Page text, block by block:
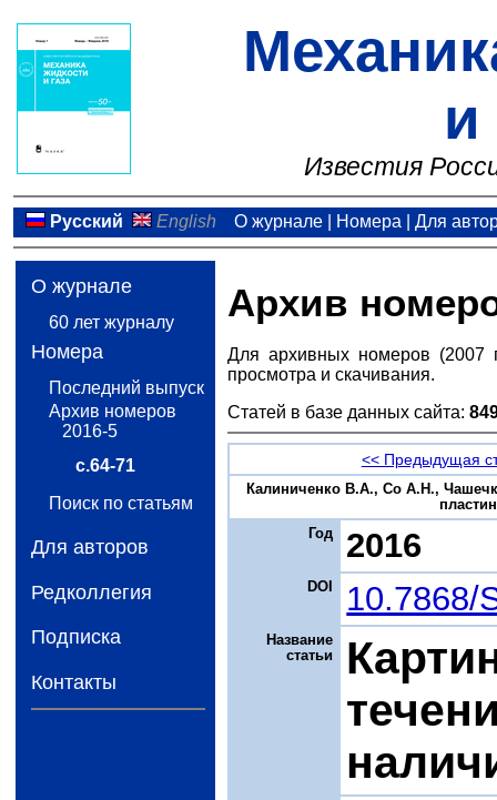
и
Известия
Русский English О журнале| Номера Для
О журнале
60 лет журналу
Номера
Последний выпуск
Архив номеров
2016-5
с.64-71
Поиск по статьям
Для авторов
Редколлегия
Подписка
Контакты
Архив
Для архивных номеров (2007
просмотра и скачивания.
Статей в базе данных сайта:
<< Предыдущая
Калиниченко В.А., Со А.Н.,
Год
2016
DOI 10.7868/
Название
статьи